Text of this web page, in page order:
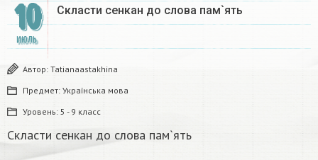
10
ИЮЛЬ
Скласти сенкан до слова пам`ять
Автор: Tatianaastakhina
Предмет: Українська мова
Уровень: 5 - 9 класс
Скласти сенкан до слова пам`ять